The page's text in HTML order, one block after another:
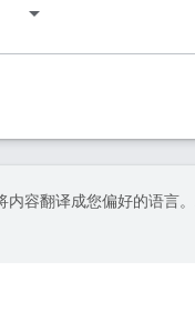
内容翻译成您偏好的语言